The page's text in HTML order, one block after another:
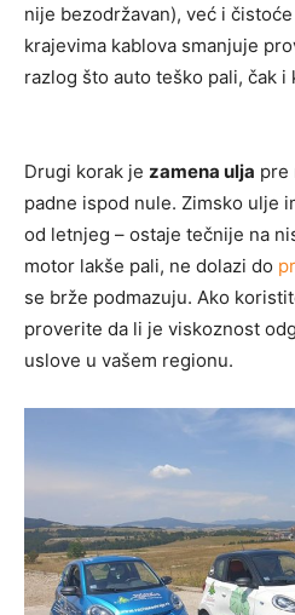
nije bezodržavan), već i
krajevima kablova smanjuje
razlog što auto teško pali, čak i
Drugi korak je zamena ulja pre
padne ispod nule. Zimsko ulje
od letnjeg – ostaje tečnije na
motor lakše pali, ne dolazi do
se brže podmazuju. Ako
proverite da li je viskoznost
uslove u vašem regionu.